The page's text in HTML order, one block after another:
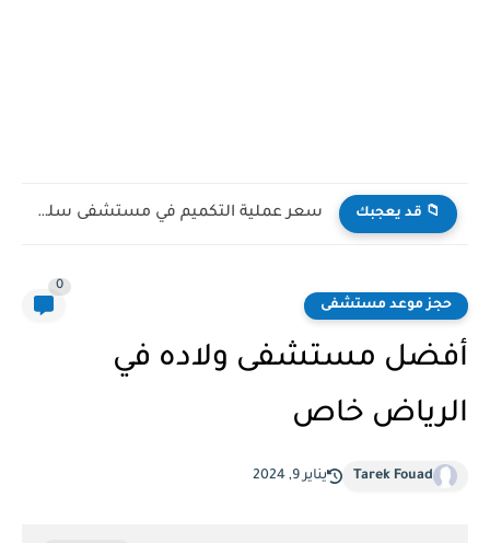
📁 قد يعجبك أفضل دكتور قلب في مستشفى سليمان الحبيب
حجز موعد مستشفى
0
أفضل مستشفى ولاده في
الرياض خاص
Tarek Fouad يناير 9, 2024